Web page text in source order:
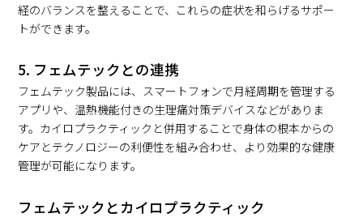
経のバランスを整えることで、これらの症状を和らげるサポー
トができます。
5. フェムテックとの連携
フェムテック製品には、スマートフォンで月経周期を管理する
アプリや、温熱機能付きの生理痛対策デバイスなどがありま
す。カイロプラクティックと併用することで身体の根本からの
ケアとテクノロジーの利便性を組み合わせ、より効果的な健康
管理が可能になります。
フェムテックとカイロプラクティック